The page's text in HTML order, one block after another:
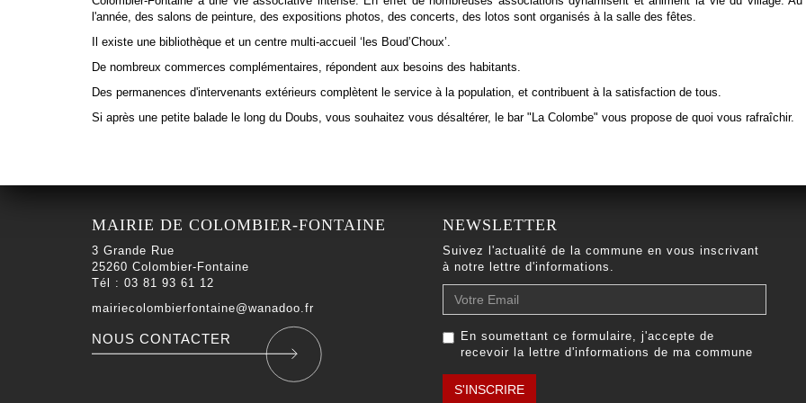
l'année, des salons de peinture, des expositions photos, des concerts, des lotos sont organisés à la salle des fêtes.
Il existe une bibliothèque et un centre multi-accueil ‘les Boud’Choux’.
De nombreux commerces complémentaires, répondent aux besoins des habitants.
Des permanences d'intervenants extérieurs complètent le service à la population, et contribuent à la satisfaction de tous.
Si après une petite balade le long du Doubs, vous souhaitez vous désaltérer, le bar "La Colombe" vous propose de quoi vous rafraîchir.
MAIRIE DE COLOMBIER-FONTAINE
3 Grande Rue
25260 Colombier-Fontaine
Tél : 03 81 93 61 12
mairiecolombierfontaine@wanadoo.fr
NOUS CONTACTER
NEWSLETTER
Suivez l'actualité de la commune en vous inscrivant
à notre lettre d'informations.
Email
En soumettant ce formulaire, j'accepte de
recevoir la lettre d'informations de ma commune
S'INSCRIRE